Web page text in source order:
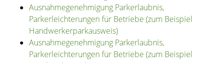
Ausnahmegenehmigung Parkerlaubnis,
Parkerleichterungen für Betriebe (zum Beispiel
Handwerkerparkausweis)
Ausnahmegenehmigung Parkerlaubnis,
Parkerleichterungen für Betriebe (zum Beispiel